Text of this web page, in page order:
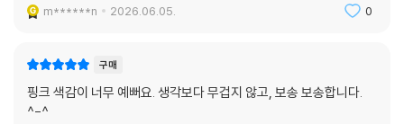
m******n 2026.06.05. 0
구매
핑크 색감이 너무 예뻐요. 생각보다 무겁지 않고, 보송 보송합니다.
^-^